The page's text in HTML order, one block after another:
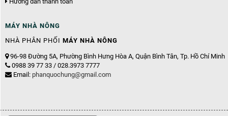
MÁY NHÀ NÔNG
NHÀ PHÂN PHỐI MÁY NHÀ NÔNG
96-98 Đường 5A, Phường Bình Hưng Hòa A, Quận Bình Tân, Tp. Hồ Chí Minh
0988 39 77 33 / 028.3973 7777
Email: phanquochung@gmail.com